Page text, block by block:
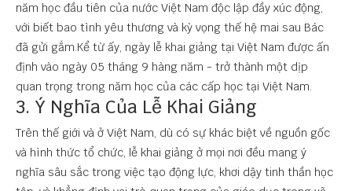
năm học đầu tiên của nước Việt Nam độc lập đầy xúc động,
với biết bao tình yêu thương và kỳ vọng thế hệ mai sau Bác
đã gửi gắm.Kể từ ấy, ngày lễ khai giảng tại Việt Nam được ấn
định vào ngày 05 tháng 9 hàng năm - trở thành một dịp
quan trọng trong năm học của các cấp học tại Việt Nam.
3. Ý Nghĩa Của Lễ Khai Giảng
Trên thế giới và ở Việt Nam, dù có sự khác biệt về nguồn gốc
và hình thức tổ chức, lễ khai giảng ở mọi nơi đều mang ý
nghĩa sâu sắc trong việc tạo động lực, khơi dậy tinh thần học